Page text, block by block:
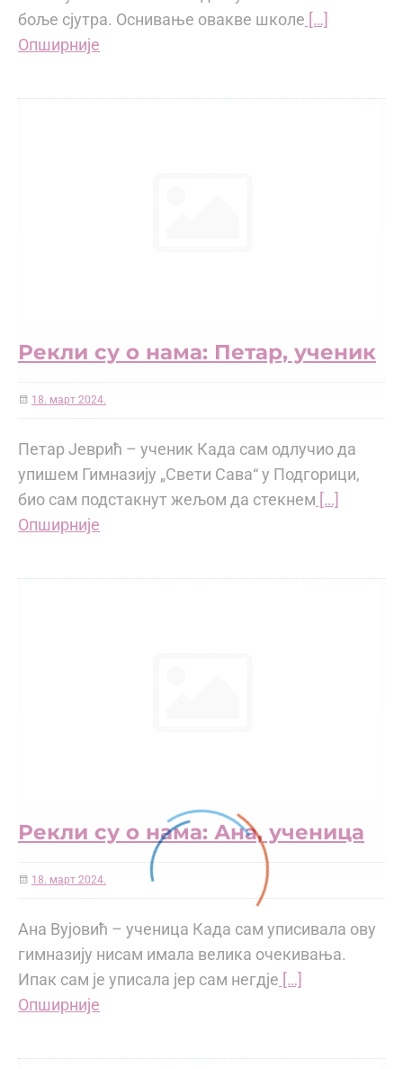
боље сјутра. Оснивање овакве школе […]
Опширније
Рекли су о нама: Петар, ученик
18. март 2024.
Петар Јеврић – ученик Када сам одлучио да
упишем Гимназију „Свети Сава“ у Подгорици,
био сам подстакнут жељом да стекнем […]
Опширније
Рекли су о нама: Ана, ученица
18. март 2024.
Ана Вујовић – ученица Када сам уписивала ову
гимназију нисам имала велика очекивања.
Ипак сам је уписала јер сам негдје […]
Опширније